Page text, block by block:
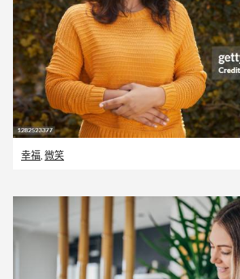
幸福, 微笑